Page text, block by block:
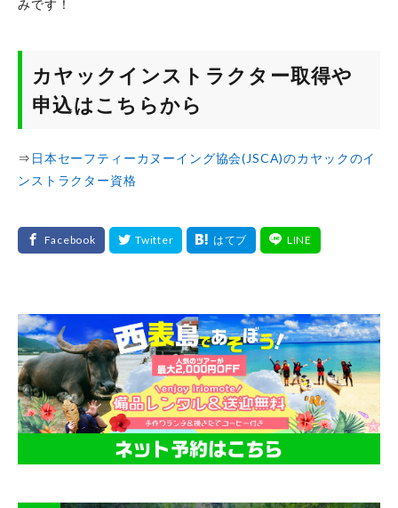
みです！
カヤックインストラクター取得や
申込はこちらから
⇒ 日本セーフティーカヌーイング協会(JSCA)のカヤックのイ
ンストラクター資格